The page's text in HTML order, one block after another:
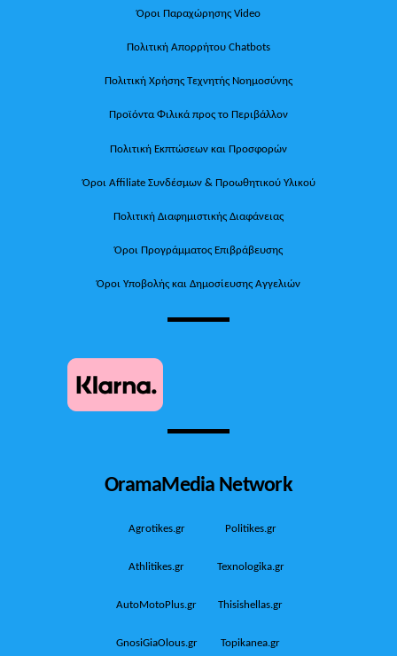
Όροι Παραχώρησης Video
Πολιτική Απορρήτου Chatbots
Πολιτική Χρήσης Τεχνητής Νοημοσύνης
Προϊόντα Φιλικά προς το Περιβάλλον
Πολιτική Εκπτώσεων και Προσφορών
Όροι Affiliate Συνδέσμων & Προωθητικού Υλικού
Πολιτική Διαφημιστικής Διαφάνειας
Όροι Προγράμματος Επιβράβευσης
Όροι Υποβολής και Δημοσίευσης Αγγελιών
OramaMedia Network
Agrotikes.gr Politikes.gr
Athlitikes.gr Texnologika.gr
AutoMotoPlus.gr Thisishellas.gr
GnosiGiaOlous.gr Topikanea.gr